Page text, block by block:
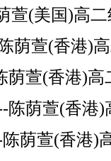
萱(美国)高
荫萱(香港)
荫萱(香港)高
陈荫萱(香港
荫萱(香港)